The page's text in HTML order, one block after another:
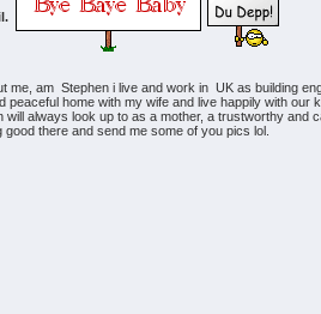
me, am Stephen i live and work in UK as building
home with my wife and live happily with
always look up to as a mother, a trustworthy and
there and send me some of you pics lol.